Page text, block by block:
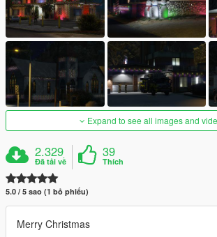
Expand to see all images and
2.329
Đã tải về
39
Thích
5.0 / 5 sao (1 bỏ phiếu)
Merry Christmas